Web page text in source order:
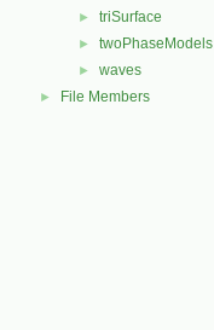
► triSurface
► twoPhaseModels
► waves
► File Members